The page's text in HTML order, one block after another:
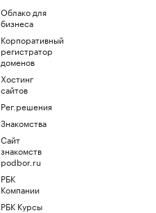
Облако для
бизнеса
Корпоративный
регистратор
доменов
Хостинг
сайтов
Рег.решения
Знакомства
Сайт
знакомств
podbor.ru
РБК
Компании
РБК Курсы